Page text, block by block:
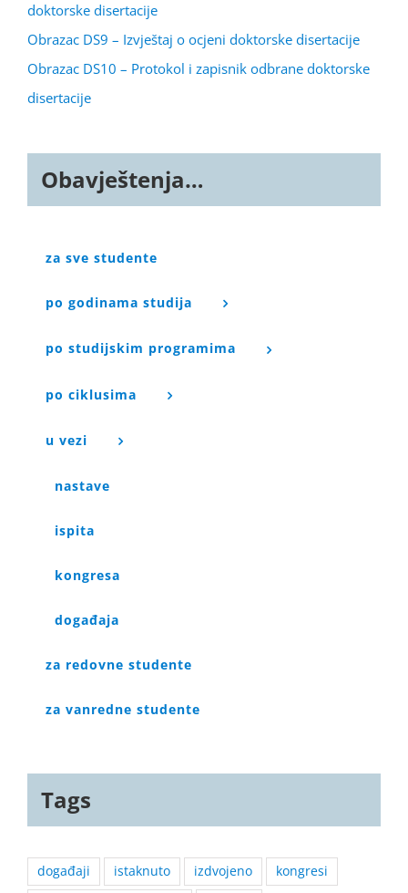
doktorske disertacije
Obrazac DS9 – Izvještaj o ocjeni doktorske disertacije
Obrazac DS10 – Protokol i zapisnik odbrane doktorske
disertacije
Obavještenja…
za sve studente
po godinama studija
po studijskim programima
po ciklusima
u vezi
nastave
ispita
kongresa
događaja
za redovne studente
za vanredne studente
Tags
događaji istaknuto izdvojeno
kongresi